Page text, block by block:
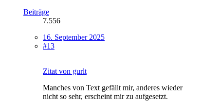
Beiträge
7.556
16. September 2025
#13
Zitat von gurlt
Manches von Text gefällt mir, anderes wieder
nicht so sehr, erscheint mir zu aufgesetzt.